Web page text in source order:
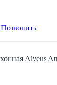
Позвонить
Alveus